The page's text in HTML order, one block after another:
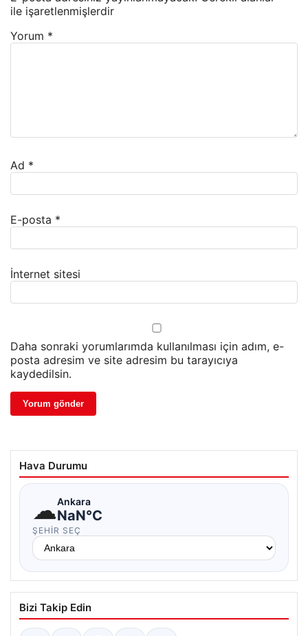
ile işaretlenmişlerdir
Yorum *
Ad *
E-posta *
İnternet sitesi
Daha sonraki yorumlarımda kullanılması için adım, e-
posta adresim ve site adresim bu tarayıcıya
kaydedilsin.
Hava Durumu
☁Ankara
NaN°C
ŞEHIR SEÇ
Bizi Takip Edin